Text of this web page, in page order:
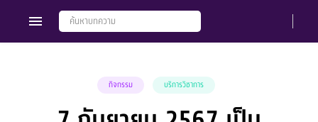
กิจกรรม บริการวิชาการ
Groups